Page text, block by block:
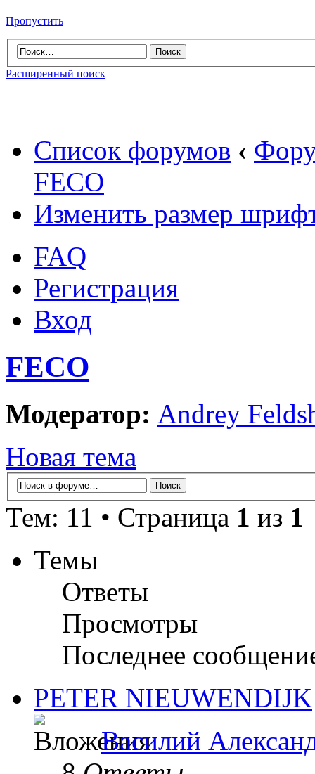
Пропустить
Расширенный поиск
Список форумов ‹
FECO
Изменить размер
FAQ
Регистрация
Вход
FECO
Модератор: Andrey
Новая тема
Тем: 11 • Страница 1 из 1
Темы
Ответы
Просмотры
Последнее
PETER NIEUWENDIJK
Василий